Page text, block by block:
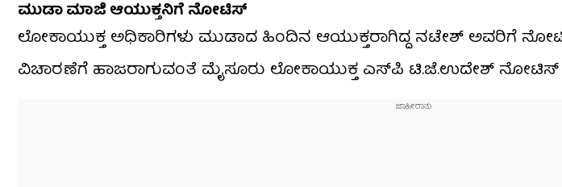
ಮುಡಾ ಮಾಜಿ ಆಯುಕ್ತನಿಗೆ ನೋಟಿಸ್​
ಲೋಕಾಯುಕ್ತ ಅಧಿಕಾರಿಗಳು ಮುಡಾದ ಹಿಂದಿನ ಆಯುಕ್ತರಾಗಿದ್ದ ನಟೇಶ್‌ ಅವರಿಗೆ
ವಿಚಾರಣೆಗೆ ಹಾಜರಾಗುವಂತೆ ಮೈಸೂರು ಲೋಕಾಯುಕ್ತ ಎಸ್​ಪಿ ಟಿ.ಜೆ.ಉದೇಶ್‌ ನೋಟಿಸ್​